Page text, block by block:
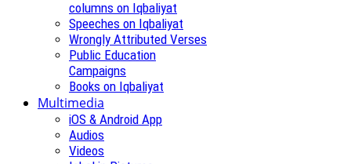
columns on Iqbaliyat
Speeches on Iqbaliyat
Wrongly Attributed Verses
Public Education
Campaigns
Books on Iqbaliyat
Multimedia
iOS & Android App
Audios
Videos